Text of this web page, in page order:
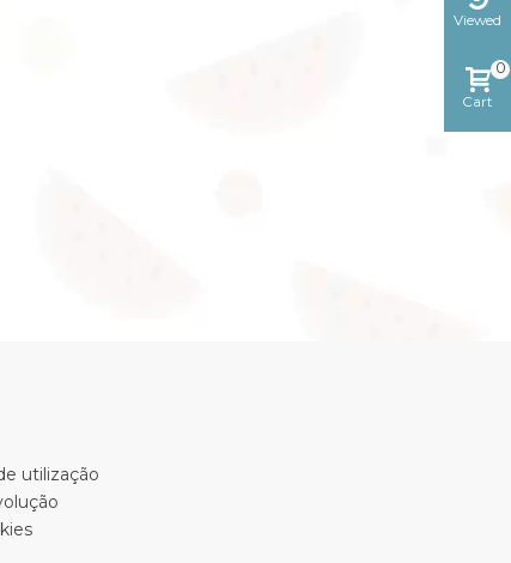
utilização
Viewed
Cart
0